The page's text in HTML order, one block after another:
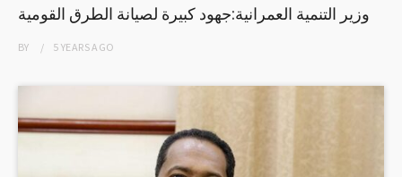
وزير التنمية العمرانية:جهود كبيرة لصيانة الطرق القومية
BY 5 YEARSAGO